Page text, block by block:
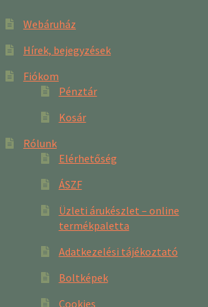
Webáruház
Hírek, bejegyzések
Fiókom
Pénztár
Kosár
Rólunk
Elérhetőség
ÁSZF
Üzleti árukészlet – online
termékpaletta
Adatkezelési tájékoztató
Boltképek
Cookies